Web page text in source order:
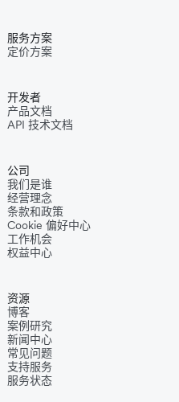
服务方案
定价方案
开发者
产品文档
API 技术文档
公司
我们是谁
经营理念
条款和政策
Cookie 偏好中心
工作机会
权益中心
资源
博客
案例研究
新闻中心
常见问题
支持服务
服务状态